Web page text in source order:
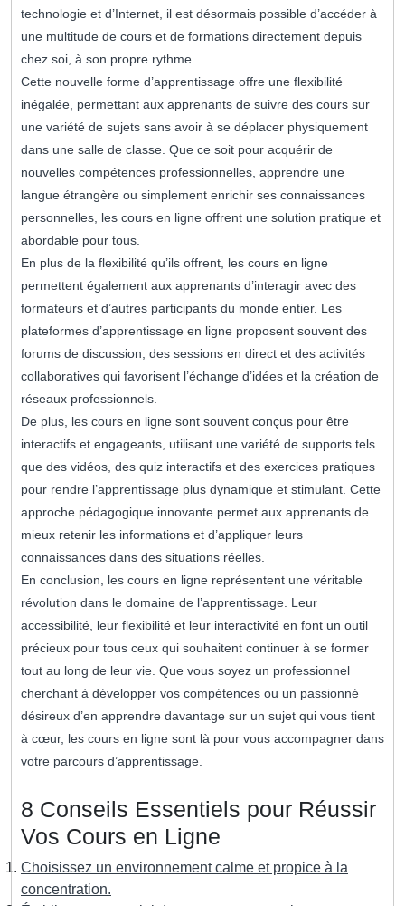
technologie et d’Internet, il est désormais possible d’accéder à
une multitude de cours et de formations directement depuis
chez soi, à son propre rythme.
Cette nouvelle forme d’apprentissage offre une flexibilité
inégalée, permettant aux apprenants de suivre des cours sur
une variété de sujets sans avoir à se déplacer physiquement
dans une salle de classe. Que ce soit pour acquérir de
nouvelles compétences professionnelles, apprendre une
langue étrangère ou simplement enrichir ses connaissances
personnelles, les cours en ligne offrent une solution pratique et
abordable pour tous.
En plus de la flexibilité qu’ils offrent, les cours en ligne
permettent également aux apprenants d’interagir avec des
formateurs et d’autres participants du monde entier. Les
plateformes d’apprentissage en ligne proposent souvent des
forums de discussion, des sessions en direct et des activités
collaboratives qui favorisent l’échange d’idées et la création de
réseaux professionnels.
De plus, les cours en ligne sont souvent conçus pour être
interactifs et engageants, utilisant une variété de supports tels
que des vidéos, des quiz interactifs et des exercices pratiques
pour rendre l’apprentissage plus dynamique et stimulant. Cette
approche pédagogique innovante permet aux apprenants de
mieux retenir les informations et d’appliquer leurs
connaissances dans des situations réelles.
En conclusion, les cours en ligne représentent une véritable
révolution dans le domaine de l’apprentissage. Leur
accessibilité, leur flexibilité et leur interactivité en font un outil
précieux pour tous ceux qui souhaitent continuer à se former
tout au long de leur vie. Que vous soyez un professionnel
cherchant à développer vos compétences ou un passionné
désireux d’en apprendre davantage sur un sujet qui vous tient
à cœur, les cours en ligne sont là pour vous accompagner dans
votre parcours d’apprentissage.
8 Conseils Essentiels pour Réussir
Vos Cours en Ligne
Choisissez un environnement calme et propice à la
concentration.